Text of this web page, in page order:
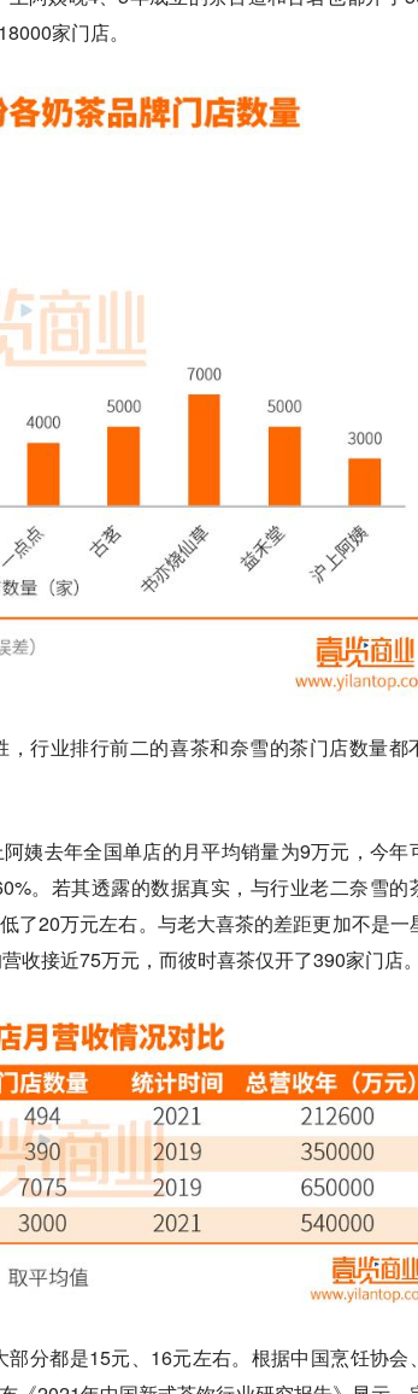
家门店。
行业排行前二的喜茶和奈雪的茶门店数量都
姨去年全国单店的月平均销量为9万元，今年
。若其透露的数据真实，与行业老二奈雪的
了20万元左右。与老大喜茶的差距更加不是一
收接近75万元，而彼时喜茶仅开了390家门店。
分都是15元、16元左右。根据中国烹饪协会